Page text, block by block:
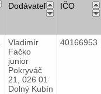
Dodávateľ IČO
Vladimír
Fačko
junior
Pokryváč
21, 026 01
Dolný Kubín
40166953